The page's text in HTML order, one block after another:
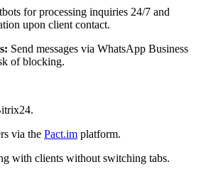
for processing inquiries 24/7 and
upon client contact.
Send messages via WhatsApp Business
of blocking.
via the Pact.im platform.
with clients without switching tabs.